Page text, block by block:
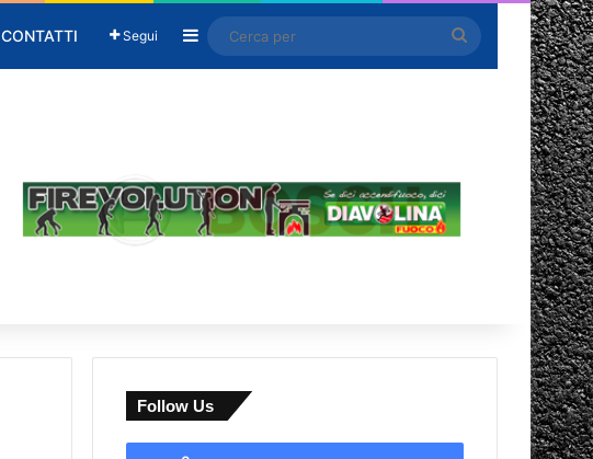
CONTATTI Segui Barra laterale
per
Follow Us